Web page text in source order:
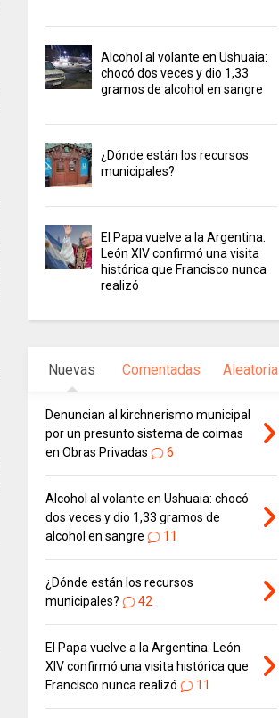
Alcohol al volante en Ushuaia:
chocó dos veces y dio 1,33
gramos de alcohol en sangre
¿Dónde están los recursos
municipales?
El Papa vuelve a la Argentina:
León XIV confirmó una visita
histórica que Francisco nunca
realizó
Nuevas Comentadas Aleatoria
Denuncian al kirchnerismo municipal
por un presunto sistema de coimas
en Obras Privadas
6
Alcohol al volante en Ushuaia: chocó
dos veces y dio 1,33 gramos de
alcohol en sangre
11
¿Dónde están los recursos
municipales?
42
El Papa vuelve a la Argentina: León
XIV confirmó una visita histórica que
Francisco nunca realizó
11